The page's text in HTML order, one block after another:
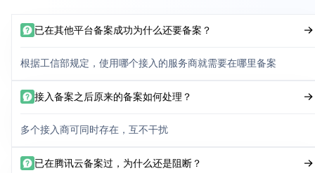
已在其他平台备案成功为什么还要备案？
根据工信部规定，使用哪个接入的服务商就需要在哪里备案
接入备案之后原来的备案如何处理？
多个接入商可同时存在，互不干扰
已在腾讯云备案过，为什么还是阻断？